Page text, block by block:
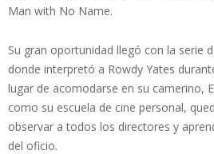
Man with No Name.
Su gran oportunidad llegó con la serie
donde interpretó a Rowdy Yates
lugar de acomodarse en su camerino,
como su escuela de cine personal,
observar a todos los directores y
del oficio.